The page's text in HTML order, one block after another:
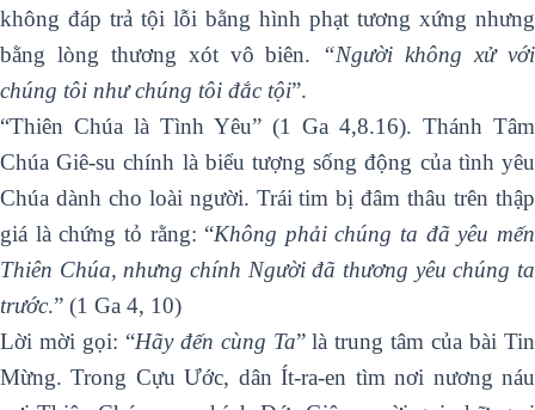
không đáp trả tội lỗi bằng hình phạt tương xứng nhưng
bằng lòng thương xót vô biên. “Người không xử với
chúng tôi như chúng tôi đắc tội”.
“Thiên Chúa là Tình Yêu” (1 Ga 4,8.16). Thánh Tâm
Chúa Giê-su chính là biểu tượng sống động của tình yêu
Chúa dành cho loài người. Trái tim bị đâm thâu trên thập
giá là chứng tỏ rằng: “Không phải chúng ta đã yêu mến
Thiên Chúa, nhưng chính Người đã thương yêu chúng ta
trước.” (1 Ga 4, 10)
Lời mời gọi: “Hãy đến cùng Ta” là trung tâm của bài Tin
Mừng. Trong Cựu Ước, dân Ít-ra-en tìm nơi nương náu